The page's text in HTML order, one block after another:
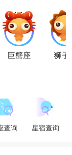
巨蟹座 狮子
查询 星宿查询